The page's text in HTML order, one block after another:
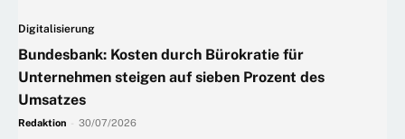
Digitalisierung
Bundesbank: Kosten durch Bürokratie für
Unternehmen steigen auf sieben Prozent des
Umsatzes
Redaktion 30/07/2026